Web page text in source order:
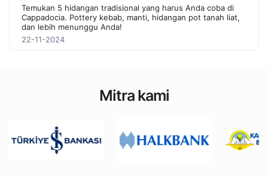
Temukan 5 hidangan tradisional yang harus Anda coba di
Cappadocia. Pottery kebab, manti, hidangan pot tanah liat,
dan lebih menunggu Anda!
22-11-2024
Mitra kami